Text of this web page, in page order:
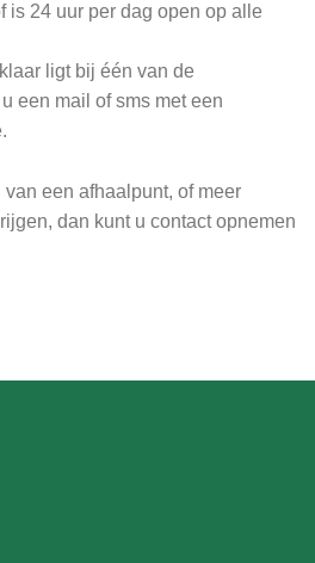
is 24 uur per dag open op alle
ligt bij één van de
een mail of sms met een
een afhaalpunt, of meer
dan kunt u contact opnemen